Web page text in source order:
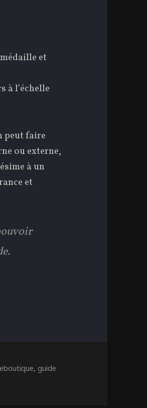
et
à l’échelle
peut faire
ou externe,
à un
et
eboutique, guide